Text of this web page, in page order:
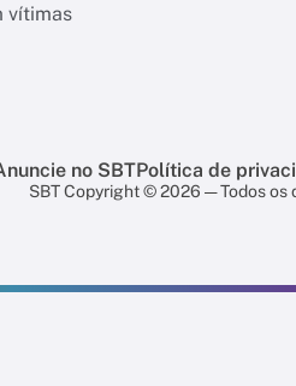
vítimas
no SBTPolítica de
SBT Copyright © 2026 — Todos os